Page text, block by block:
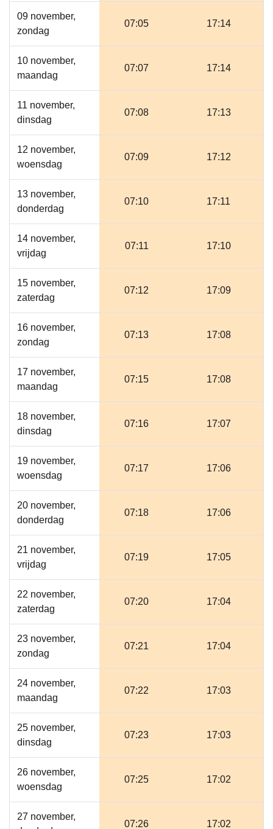
09 november,
zondag
07:05 17:14
10 november,
maandag
07:07 17:14
11 november,
dinsdag
07:08 17:13
12 november,
woensdag
07:09 17:12
13 november,
donderdag
07:10 17:11
14 november,
vrijdag
07:11 17:10
15 november,
zaterdag
07:12 17:09
16 november,
zondag
07:13 17:08
17 november,
maandag
07:15 17:08
18 november,
dinsdag
07:16 17:07
19 november,
woensdag
07:17 17:06
20 november,
donderdag
07:18 17:06
21 november,
vrijdag
07:19 17:05
22 november,
zaterdag
07:20 17:04
23 november,
zondag
07:21 17:04
24 november,
maandag
07:22 17:03
25 november,
dinsdag
07:23 17:03
26 november,
woensdag
07:25 17:02
27 november,
07:26 17:02